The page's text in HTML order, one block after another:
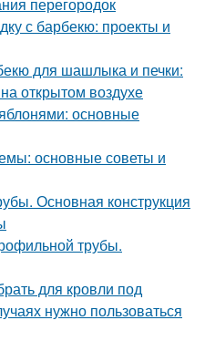
с барбекю: проекты и
для шашлыка и печки:
открытом воздухе
основные
основные советы и
Основная конструкция
трубы.
для кровли под
нужно пользоваться